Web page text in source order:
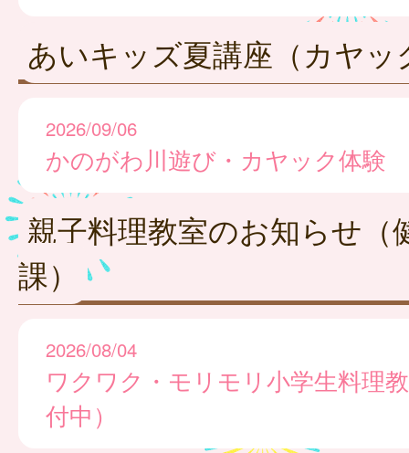
あいキッズ夏講座（カヤッ
2026/09/06
かのがわ川遊び・カヤック体験
親子料理教室のお知らせ（
課）
2026/08/04
ワクワク・モリモリ小学生料理
付中）